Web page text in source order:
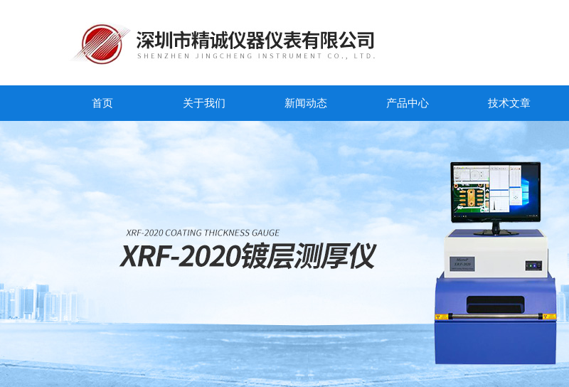
首页 关于我们 新闻动态 产品中心 技术文章